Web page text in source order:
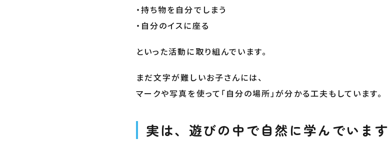
・持ち物を自分でしまう
・自分のイスに座る
といった活動に取り組んでいます。
まだ文字が難しいお子さんには、
マークや写真を使って「自分の場所」が分かる工夫もしています。
実は、遊びの中で自然に学んでいます